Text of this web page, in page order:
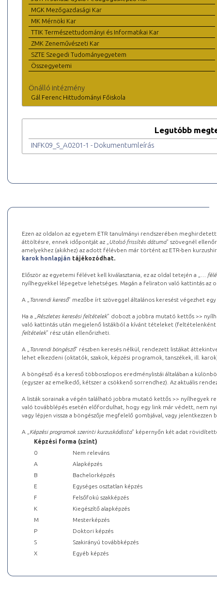
MGK Mezőgazdasági Kar
MK Mérnöki Kar
TTIK Természettudományi és Informatikai Kar
ZMK Zeneművészeti Kar
SZTE Szegedi Tudományegyetem
Összegyetemi
Önálló intézmény
Gál Ferenc Hittudományi Főiskola
Legutóbb
INFK09_S_A0201-1 - Dokumentumleírás
Ezen az oldalon az egyetem ETR tanulmányi rendszerében
áttöltésre, ennek időpontját az „ Utolsó frissítés dátuma” szövegnél
amelyekhez (akikhez) az adott félévben már történt az ETR-ben
karok honlapján tájékozódhat.
Először az egyetemi félévet kell kiválasztania, ez az oldal tetején a „
…
nyílhegyekkel lépegetve lehetséges. Magán a feliraton való kattintás az
A „ Tanrendi kereső” mezőbe írt szöveggel általános keresést végezhet
Ha a „ Részletes keresési feltételek” dobozt a jobbra mutató kettős >>
való kattintás után megjelenő listákból a kívánt tételeket (feltételenként
feltételek” rész után ellenőrizheti.
A „ Tanrendi böngésző” részben keresés nélkül, rendezett listákat
lehet elkezdeni (oktatók, szakok, képzési programok, tanszékek, ill.
A böngésző és a kereső többoszlopos eredménylistái általában a
(egyszer az emelkedő, kétszer a csökkenő sorrendhez). Az aktuális
A listák sorainak a végén található jobbra mutató kettős >> nyílhegyek
való továbblépés esetén előfordulhat, hogy egy link már védett, nem
vagy lépjen vissza a böngészője megfelelő gombjával, vagy
A „ Képzési programok szerinti kurzuskódlista” képernyőn két adat
Képzési forma (szint)
0
Nem releváns
A
Alapképzés
B
Bachelorképzés
E
Egységes osztatlan képzés
F
Felsőfokú szakképzés
K
Kiegészítő alapképzés
M
Mesterképzés
P
Doktori képzés
S
Szakirányú továbbképzés
X
Egyéb képzés